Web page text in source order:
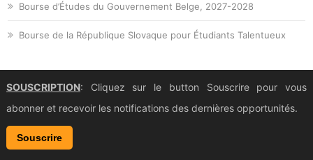
Bourse d’Études du Gouvernement Belge, 2027-2028
Bourse de la République Slovaque pour Étudiants Talentueux
SOUSCRIPTION: Cliquez sur le button Souscrire pour vous
abonner et recevoir les notifications des dernières opportunités.
Souscrire